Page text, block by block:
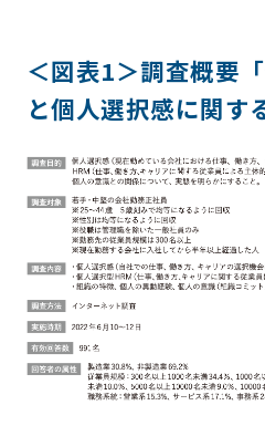
＜図表1＞調査概要
と個人選択感に関す